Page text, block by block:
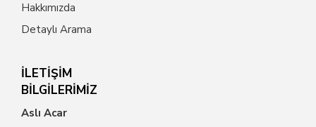
Hakkımızda
Detaylı Arama
İLETİŞİM
BİLGİLERİMİZ
Aslı Acar